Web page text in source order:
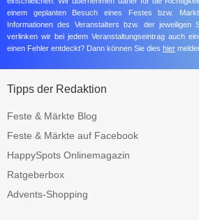
einem geplanten Besuch eines Festes bzw.
Informationen des Veranstalters bzw. der jeweiligen
verlinken wir bei jedem Veranstaltungseintrag auch
einen Fehler entdeckt? Dann können Sie dies hier
Tipps der Redaktion
Feste & Märkte Blog
Feste & Märkte auf Facebook
HappySpots Onlinemagazin
Ratgeberbox
Advents-Shopping